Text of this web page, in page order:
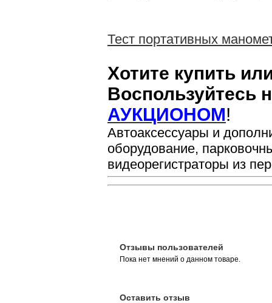
Тест портативных
Хотите купить
Воспользуйтесь
АУКЦИОНОМ!
Автоаксессуары и
оборудование,
видеорегистраторы из
Отзывы пользователей
Пока нет мнений о данном товаре.
Оставить отзыв